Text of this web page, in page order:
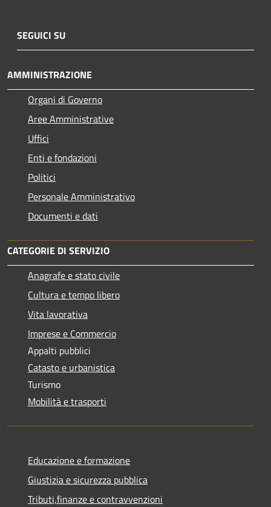
SEGUICI SU
AMMINISTRAZIONE
Organi di Governo
Aree Amministrative
Uffici
Enti e fondazioni
Politici
Personale Amministrativo
Documenti e dati
CATEGORIE DI SERVIZIO
Anagrafe e stato civile
Cultura e tempo libero
Vita lavorativa
Imprese e Commercio
Appalti pubblici
Catasto e urbanistica
Turismo
Mobilità e trasporti
Educazione e formazione
Giustizia e sicurezza pubblica
Tributi,finanze e contravvenzioni